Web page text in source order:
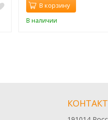
В корзину
В наличии